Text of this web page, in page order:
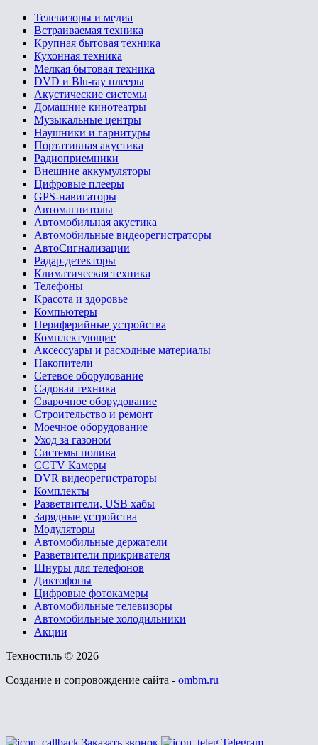
Телевизоры и медиа
Встраиваемая техника
Крупная бытовая техника
Кухонная техника
Мелкая бытовая техника
DVD и Blu-ray плееры
Акустические системы
Домашние кинотеатры
Музыкальные центры
Наушники и гарнитуры
Портативная акустика
Радиоприемники
Внешние аккумуляторы
Цифровые плееры
GPS-навигаторы
Автомагнитолы
Автомобильная акустика
Автомобильные видеорегистраторы
АвтоСигнализации
Радар-детекторы
Климатическая техника
Телефоны
Красота и здоровье
Компьютеры
Периферийные устройства
Комплектующие
Аксессуары и расходные материалы
Накопители
Сетевое оборудование
Садовая техника
Сварочное оборудование
Строительство и ремонт
Моечное оборудование
Уход за газоном
Системы полива
CCTV Камеры
DVR видеорегистраторы
Комплекты
Разветвители, USB хабы
Зарядные устройства
Модуляторы
Автомобильные держатели
Разветвители прикривателя
Шнуры для телефонов
Диктофоны
Цифровые фотокамеры
Автомобильные телевизоры
Автомобильные холодильники
Акции
Техностиль © 2026
Создание и сопровождение сайта - ombm.ru
Заказать звонок Telegram